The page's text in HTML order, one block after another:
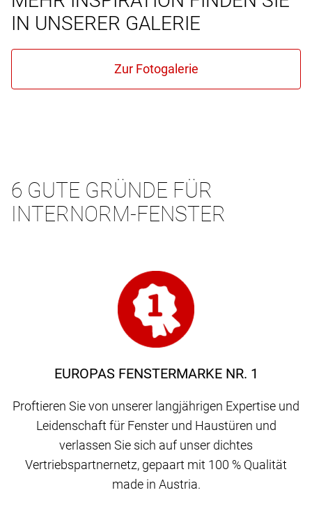
IN UNSERER GALERIE
6 GUTE GRÜNDE FÜR
INTERNORM-FENSTER
EUROPAS FENSTERMARKE NR. 1
Proftieren Sie von unserer langjährigen Expertise und
Leidenschaft für Fenster und Haustüren und
verlassen Sie sich auf unser dichtes
Vertriebspartnernetz, gepaart mit 100 % Qualität
made in Austria.